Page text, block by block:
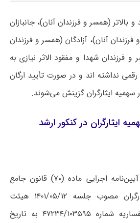
۲۵ درصد و بالاتر (همسر و فرزندان آنان)، جانبازان
و فرزندان آنان)، آزادگان (همسر و فرزندان
فرزندان شهدا و مفقود الاثر نیازی به
دریافت کد پیگیری ۱۲ رقمی نداشته اند و در صورت تأیید ارگان
سهمیه ایثارگران گزینش می‌شوند.
ایثارگران در کنکور ارشد
توضیحات درخصوص آیین‌نامه اجرایی ماده (۷۰) قانون جامع
خدمات‌رسانی به ایثارگران مصوب جلسه ۱۴۰۱/۰۵/۱۲ هیئت
محترم وزیران و استفساریه شماره ۴۷۲۳۴/۱۰۳۵۹۵ به تاریخ